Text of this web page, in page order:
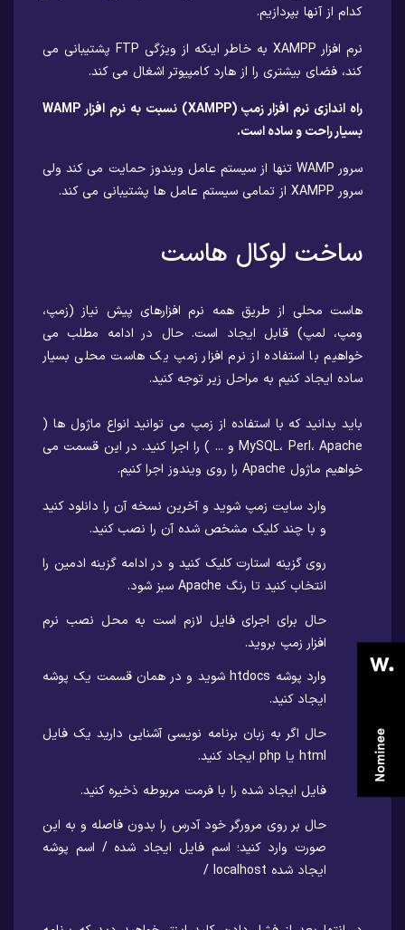
کدام از آنها بپردازیم.
نرم افزار XAMPP به خاطر اینکه از ویژگی FTP پشتیبانی می
کند، فضای بیشتری را از هارد کامپیوتر اشغال می کند.
راه اندازی نرم افزار زمپ (XAMPP) نسبت به نرم افزار WAMP
بسیار راحت و ساده است.
سرور WAMP تنها از سیستم عامل ویندوز حمایت می کند ولی
سرور XAMPP از تمامی سیستم عامل ها پشتیبانی می کند.
ساخت لوکال هاست
هاست محلی از طریق همه نرم افزارهای پیش نیاز (زمپ،
ومپ، لمپ) قابل ایجاد است. حال در ادامه مطلب می
خواهیم با استفاده از نرم افزار زمپ یک هاست محلی بسیار
ساده ایجاد کنیم به مراحل زیر توجه کنید.
باید بدانید که با استفاده از زمپ می توانید انواع ماژول ها (
MySQL، Perl، Apache و ... ) را اجرا کنید. در این قسمت می
خواهیم ماژول Apache را روی ویندوز اجرا کنیم.
وارد سایت زمپ شوید و آخرین نسخه آن را دانلود کنید
و با چند کلیک مشخص شده آن را نصب کنید.
روی گزینه استارت کلیک کنید و در ادامه گزینه ادمین را
انتخاب کنید تا رنگ Apache سبز شود.
حال برای اجرای فایل لازم است به محل نصب نرم
افزار زمپ بروید.
وارد پوشه htdocs شوید و در همان قسمت یک پوشه
ایجاد کنید.
حال اگر به زبان برنامه نویسی آشنایی دارید یک فایل
html یا php ایجاد کنید.
فایل ایجاد شده را با فرمت مربوطه ذخیره کنید.
حال بر روی مرورگر خود آدرس را بدون فاصله و به این
صورت وارد کنید؛ اسم فایل ایجاد شده / اسم پوشه
ایجاد شده localhost /